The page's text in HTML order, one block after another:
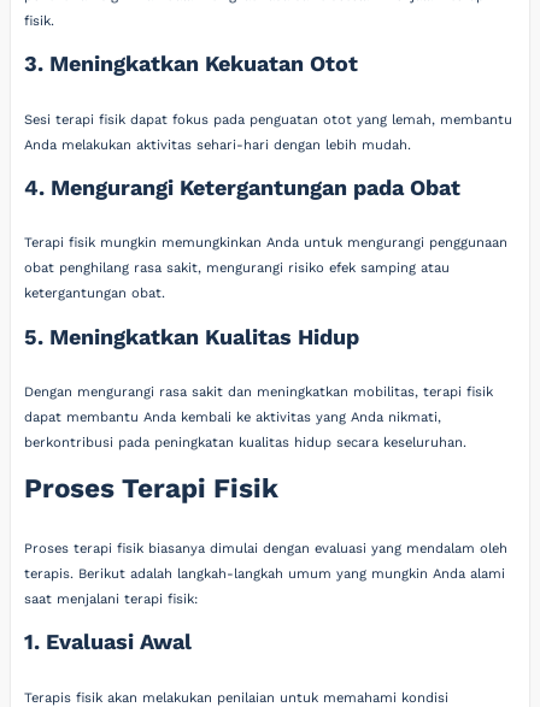
fisik.
3. Meningkatkan Kekuatan Otot
Sesi terapi fisik dapat fokus pada penguatan otot yang lemah, membantu
Anda melakukan aktivitas sehari-hari dengan lebih mudah.
4. Mengurangi Ketergantungan pada Obat
Terapi fisik mungkin memungkinkan Anda untuk mengurangi penggunaan
obat penghilang rasa sakit, mengurangi risiko efek samping atau
ketergantungan obat.
5. Meningkatkan Kualitas Hidup
Dengan mengurangi rasa sakit dan meningkatkan mobilitas, terapi fisik
dapat membantu Anda kembali ke aktivitas yang Anda nikmati,
berkontribusi pada peningkatan kualitas hidup secara keseluruhan.
Proses Terapi Fisik
Proses terapi fisik biasanya dimulai dengan evaluasi yang mendalam oleh
terapis. Berikut adalah langkah-langkah umum yang mungkin Anda alami
saat menjalani terapi fisik:
1. Evaluasi Awal
Terapis fisik akan melakukan penilaian untuk memahami kondisi